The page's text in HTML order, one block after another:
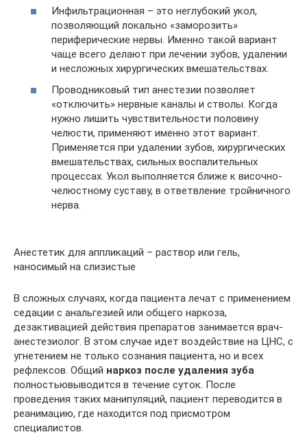
Инфильтрационная – это неглубокий укол,
позволяющий локально «заморозить»
периферические нервы. Именно такой вариант
чаще всего делают при лечении зубов, удалении
и несложных хирургических вмешательствах.
Проводниковый тип анестезии позволяет
«отключить» нервные каналы и стволы. Когда
нужно лишить чувствительности половину
челюсти, применяют именно этот вариант.
Применяется при удалении зубов, хирургических
вмешательствах, сильных воспалительных
процессах. Укол выполняется ближе к височно-
челюстному суставу, в ответвление тройничного
нерва.
Анестетик для аппликаций – раствор или гель,
наносимый на слизистые
В сложных случаях, когда пациента лечат с применением
седации с анальгезией или общего наркоза,
дезактивацией действия препаратов занимается врач-
анестезиолог. В этом случае идет воздействие на ЦНС, с
угнетением не только сознания пациента, но и всех
рефлексов. Общий наркоз после удаления зуба
полностьювыводится в течение суток. После
проведения таких манипуляций, пациент переводится в
реанимацию, где находится под присмотром
специалистов.